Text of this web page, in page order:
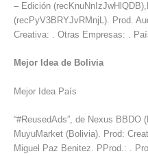
– Edición
(recPyV3BRYJvRMnjL). Prod.
Creativa: . Otras Empresas: .
Mejor Idea de Bolivia
Mejor Idea País
“#ReusedAds”, de Nexus BBDO
MuyuMarket (Bolivia). Prod:
Miguel Paz Benitez. PProd.: .